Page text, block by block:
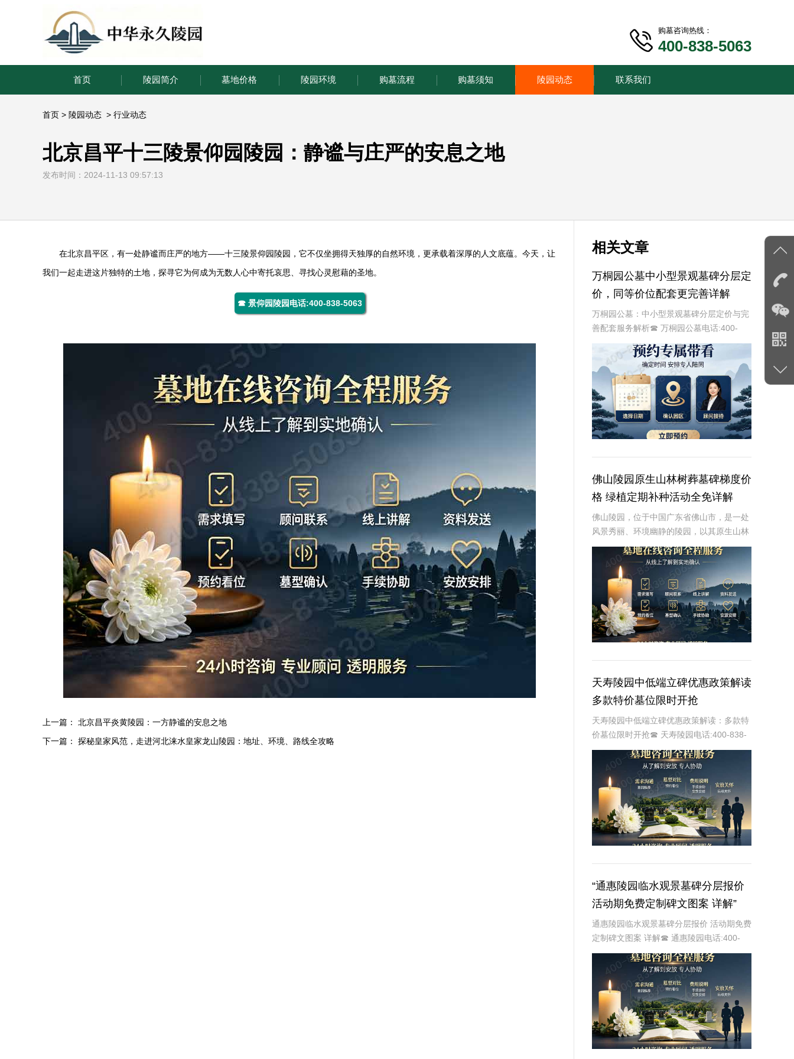
购墓咨询热线：
400-838-5063
首页 陵园简介 墓地价格 陵园环境 购墓流程 购墓须知 陵园动态 联系我们
首页 > 陵园动态 > 行业动态
北京昌平十三陵景仰园陵园：静谧与庄严的安息之地‌
发布时间：2024-11-13 09:57:13
在北京昌平区，有一处静谧而庄严的地方——十三陵景仰园陵园 ，它不仅坐拥得天独厚的自然环境，更承载着深厚的人文底蕴。今天，让
我们一起走进这片独特的土地，探寻它为何成为无数人心中寄托哀思、寻找心灵慰藉的圣地。
☎ 景仰园陵园电话:400-838-5063
上一篇： 北京昌平炎黄陵园：一方静谧的安息之地
下一篇： 探秘皇家风范，走进河北涞水皇家龙山陵园：地址、环境、路线全攻略
相关文章
万桐园公墓中小型景观墓碑分层定
价，同等价位配套更完善详解
万桐园公墓：中小型景观墓碑分层定价与完
善配套服务解析☎ 万桐园公墓电话:400-
838-5063作为专业的殡葬服务提供商，万
桐园公墓始终致力于为家属提供高品质的墓
碑选择和全面的配套服务。为了满足不同
佛山陵园原生山林树葬墓碑梯度价
格 绿植定期补种活动全免详解
佛山陵园，位于中国广东省佛山市，是一处
风景秀丽、环境幽静的陵园，以其原生山林
和绿色生态的理念著称。在这里，山清水
秀，空气清新，为逝者提供了一个宁静而神
圣的安息之地。佛山陵园推出的树葬墓碑梯
度价格和绿植
天寿陵园中低端立碑优惠政策解读
多款特价墓位限时开抢
天寿陵园中低端立碑优惠政策解读：多款特
价墓位限时开抢☎ 天寿陵园电话:400-838-
5063天寿陵园作为国内知名的陵园之一，一
直致力于为家属提供优质、便捷的殡葬服
务。随着社会的发展和人们生活水平的
“通惠陵园临水观景墓碑分层报价
活动期免费定制碑文图案 详解”
通惠陵园临水观景墓碑分层报价 活动期免费
定制碑文图案 详解☎ 通惠陵园电话:400-
838-5063在现代社会，人们对于逝者的纪
念方式越来越注重个性化与情感表达。通惠
陵园作为一家专业的陵园服务机构，